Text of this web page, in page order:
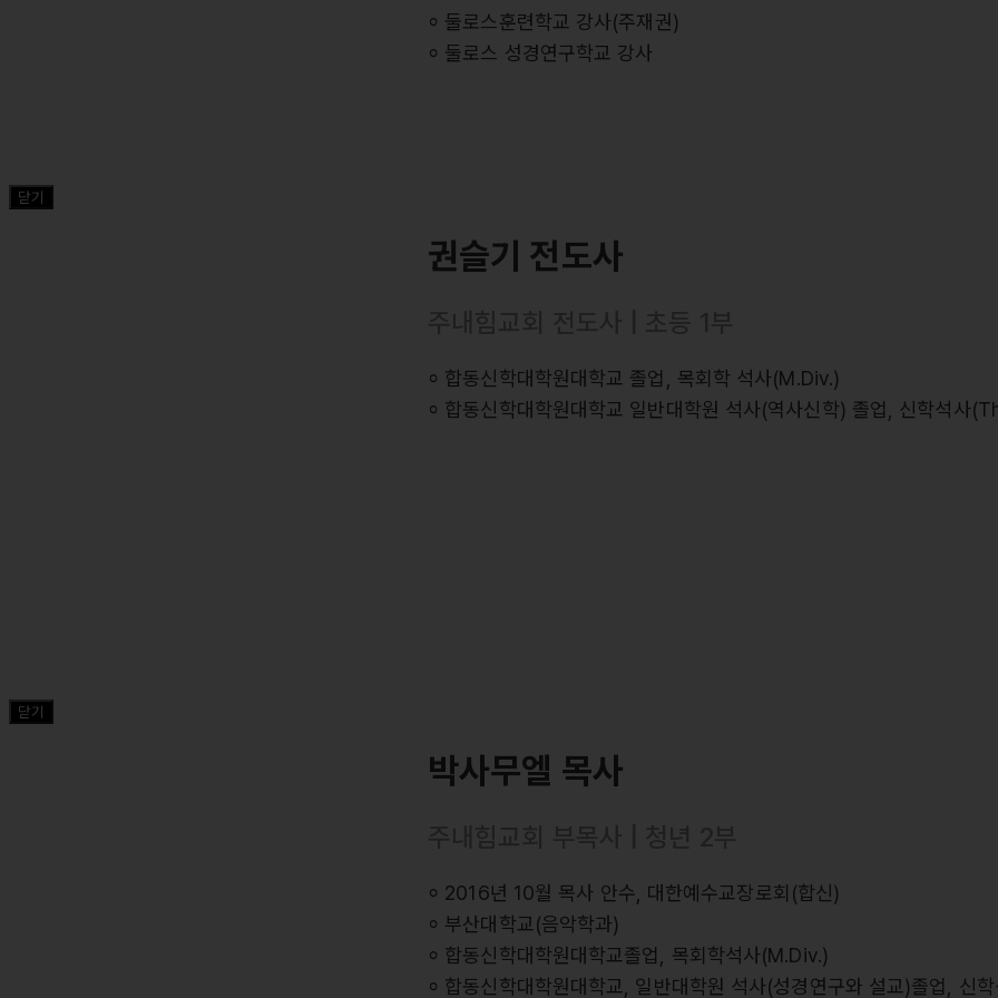
⸰ 둘로스훈련학교 강사(주재권)
⸰ 둘로스 성경연구학교 강사
닫기
권슬기 전도사
⸰ 합동신학대학원대학교 졸업, 목회학 석사(M.Div.)
⸰ 합동신학대학원대학교 일반대학원 석사(역사신학) 졸업, 신학석사
닫기
박사무엘 목사
⸰ 2016년 10월 목사 안수, 대한예수교장로회(합신)
⸰ 부산대학교(음악학과)
⸰ 합동신학대학원대학교졸업, 목회학석사(M.Div.)
⸰ 합동신학대학원대학교, 일반대학원 석사(성경연구와 설교)졸업, 신